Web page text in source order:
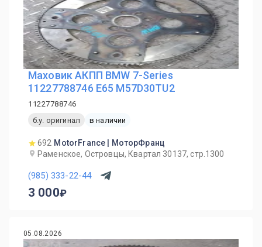
Маховик АКПП BMW 7-Series
11227788746 E65 M57D30TU2
11227788746
б.у. оригинал
в наличии
692 MotorFrance | МоторФранц
Раменское, Островцы, Квартал 30137, стр.1300
(985) 333-22-44
3 000
05.08.2026